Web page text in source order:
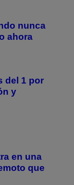
nunca
ahora
del 1 por
y
en una
que